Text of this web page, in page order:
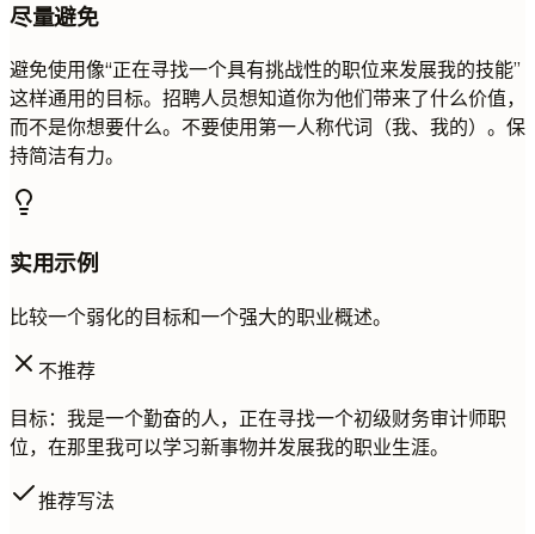
尽量避免
避免使用像“正在寻找一个具有挑战性的职位来发展我的技能”
这样通用的目标。招聘人员想知道你为他们带来了什么价值，
而不是你想要什么。不要使用第一人称代词（我、我的）。保
持简洁有力。
实用示例
比较一个弱化的目标和一个强大的职业概述。
不推荐
目标：我是一个勤奋的人，正在寻找一个初级财务审计师职
位，在那里我可以学习新事物并发展我的职业生涯。
推荐写法